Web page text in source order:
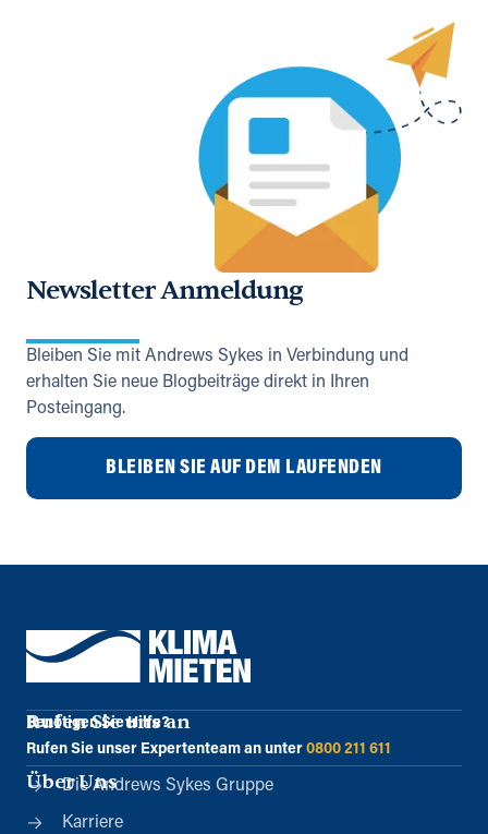
Newsletter Anmeldung
Bleiben Sie mit Andrews Sykes in Verbindung und
erhalten Sie neue Blogbeiträge direkt in Ihren
Posteingang.
BLEIBEN SIE AUF DEM LAUFENDEN
Rufen Sie uns an
Benötigen Sie Hilfe?
Rufen Sie unser Expertenteam an unter 0800 211 611
Über Uns
Die Andrews Sykes Gruppe
Karriere